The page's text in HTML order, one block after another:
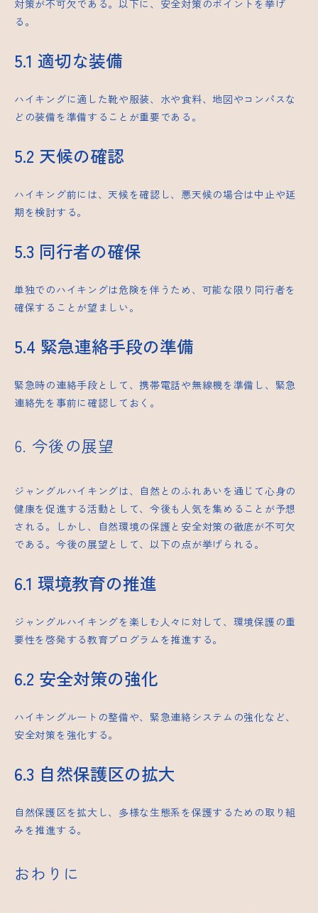
対策が不可欠である。以下に、安全対策のポイントを挙げ
る。
5.1 適切な装備
ハイキングに適した靴や服装、水や食料、地図やコンパスな
どの装備を準備することが重要である。
5.2 天候の確認
ハイキング前には、天候を確認し、悪天候の場合は中止や延
期を検討する。
5.3 同行者の確保
単独でのハイキングは危険を伴うため、可能な限り同行者を
確保することが望ましい。
5.4 緊急連絡手段の準備
緊急時の連絡手段として、携帯電話や無線機を準備し、緊急
連絡先を事前に確認しておく。
6. 今後の展望
ジャングルハイキングは、自然とのふれあいを通じて心身の
健康を促進する活動として、今後も人気を集めることが予想
される。しかし、自然環境の保護と安全対策の徹底が不可欠
である。今後の展望として、以下の点が挙げられる。
6.1 環境教育の推進
ジャングルハイキングを楽しむ人々に対して、環境保護の重
要性を啓発する教育プログラムを推進する。
6.2 安全対策の強化
ハイキングルートの整備や、緊急連絡システムの強化など、
安全対策を強化する。
6.3 自然保護区の拡大
自然保護区を拡大し、多様な生態系を保護するための取り組
みを推進する。
おわりに